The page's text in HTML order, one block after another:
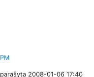
PM
parašyta 2008-01-06 17:40